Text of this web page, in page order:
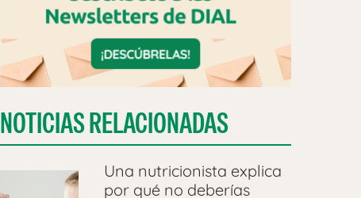
NOTICIAS RELACIONADAS
Una nutricionista explica
por qué no deberías